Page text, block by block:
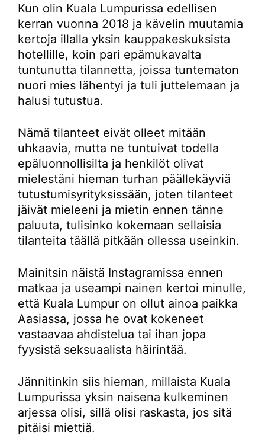
Kun olin Kuala Lumpurissa edellisen
kerran vuonna 2018 ja kävelin muutamia
kertoja illalla yksin kauppakeskuksista
hotellille, koin pari epämukavalta
tuntunutta tilannetta, joissa tuntematon
nuori mies lähentyi ja tuli juttelemaan ja
halusi tutustua.
Nämä tilanteet eivät olleet mitään
uhkaavia, mutta ne tuntuivat todella
epäluonnollisilta ja henkilöt olivat
mielestäni hieman turhan päällekäyviä
tutustumisyrityksissään, joten tilanteet
jäivät mieleeni ja mietin ennen tänne
paluuta, tulisinko kokemaan sellaisia
tilanteita täällä pitkään ollessa useinkin.
Mainitsin näistä Instagramissa ennen
matkaa ja useampi nainen kertoi minulle,
että Kuala Lumpur on ollut ainoa paikka
Aasiassa, jossa he ovat kokeneet
vastaavaa ahdistelua tai ihan jopa
fyysistä seksuaalista häirintää.
Jännitinkin siis hieman, millaista Kuala
Lumpurissa yksin naisena kulkeminen
arjessa olisi, sillä olisi raskasta, jos sitä
pitäisi miettiä.